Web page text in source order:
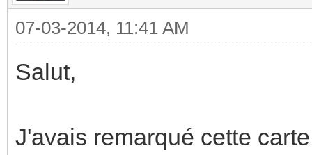
07-03-2014, 11:41 AM
Salut,
J'avais remarqué cette